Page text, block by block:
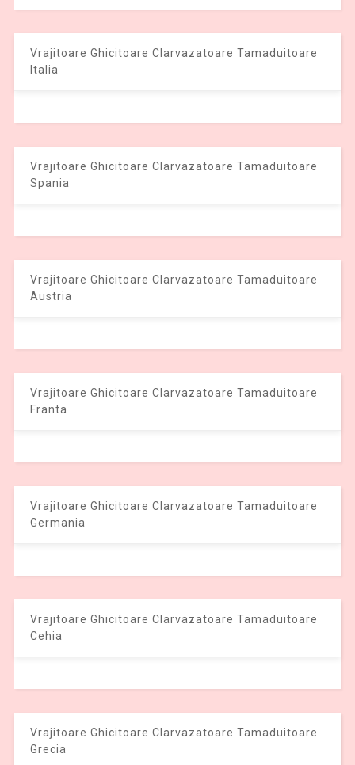
Vrajitoare Ghicitoare Clarvazatoare Tamaduitoare
Italia
Vrajitoare Ghicitoare Clarvazatoare Tamaduitoare
Spania
Vrajitoare Ghicitoare Clarvazatoare Tamaduitoare
Austria
Vrajitoare Ghicitoare Clarvazatoare Tamaduitoare
Franta
Vrajitoare Ghicitoare Clarvazatoare Tamaduitoare
Germania
Vrajitoare Ghicitoare Clarvazatoare Tamaduitoare
Cehia
Vrajitoare Ghicitoare Clarvazatoare Tamaduitoare
Grecia